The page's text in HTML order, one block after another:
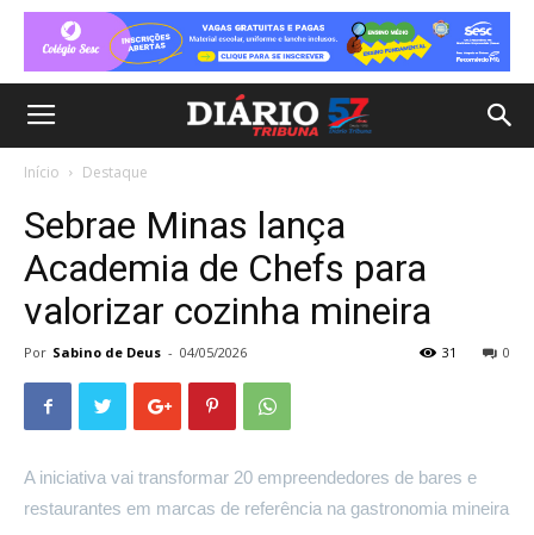
Início Destaque
Sebrae Minas lança
Academia de Chefs para
valorizar cozinha mineira
Por Sabino de Deus - 04/05/2026 0
31
A iniciativa vai transformar 20 empreendedores de bares e
restaurantes em marcas de referência na gastronomia mineira